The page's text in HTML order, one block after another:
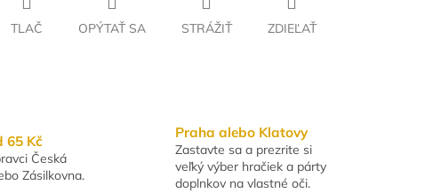
TLAČ OPÝTAŤ SA STRÁŽIŤ ZDIEĽAŤ
65 Kč
Česká
Zásilkovna.
Praha alebo Klatovy
Zastavte sa a prezrite si
veľký výber hračiek a párty
doplnkov na vlastné oči.